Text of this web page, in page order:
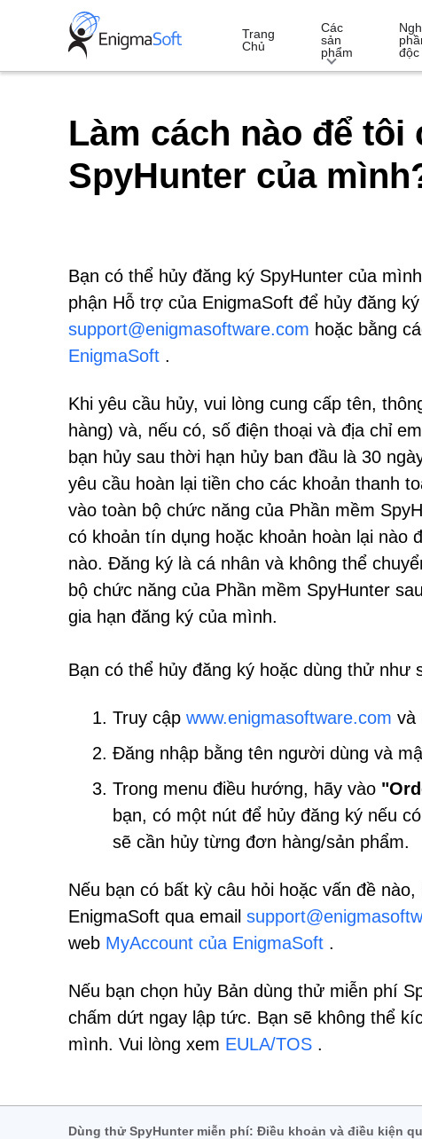
Trang
Chủ
Các
sản
phẩm
độc
Làm cách nào để tôi
SpyHunter của
Bạn có thể hủy đăng ký SpyHunter của
phận Hỗ trợ của EnigmaSoft để hủy đăng
support@enigmasoftware.com hoặc bằng
EnigmaSoft .
Khi yêu cầu hủy, vui lòng cung cấp tên,
hàng) và, nếu có, số điện thoại và địa chỉ
bạn hủy sau thời hạn hủy ban đầu là 30
yêu cầu hoàn lại tiền cho các khoản thanh
vào toàn bộ chức năng của Phần mềm
có khoản tín dụng hoặc khoản hoàn lại nào
nào. Đăng ký là cá nhân và không thể
bộ chức năng của Phần mềm SpyHunter
gia hạn đăng ký của mình.
Bạn có thể hủy đăng ký hoặc dùng thử như
Truy cập www.enigmasoftware.com và
Đăng nhập bằng tên người dùng và
Trong menu điều hướng, hãy vào
bạn, có một nút để hủy đăng ký nếu
sẽ cần hủy từng đơn hàng/sản phẩm.
Nếu bạn có bất kỳ câu hỏi hoặc vấn đề
EnigmaSoft qua email
web MyAccount của EnigmaSoft .
Nếu bạn chọn hủy Bản dùng thử miễn phí
chấm dứt ngay lập tức. Bạn sẽ không thể
mình. Vui lòng xem EULA/TOS .
Dùng thử SpyHunter miễn phí: Điều khoản và điều kiện